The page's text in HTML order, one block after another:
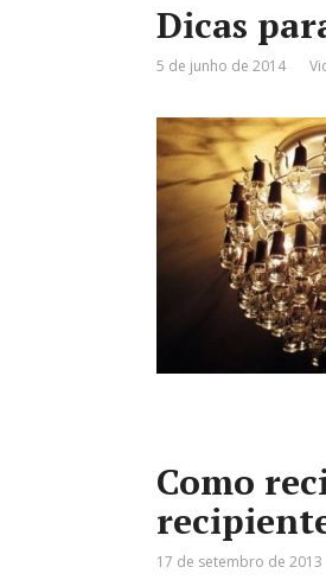
Dicas
5 de junho de 2014
Como
17 de setembro de 2013